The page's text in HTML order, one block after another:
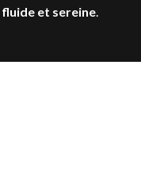
fluide et sereine.